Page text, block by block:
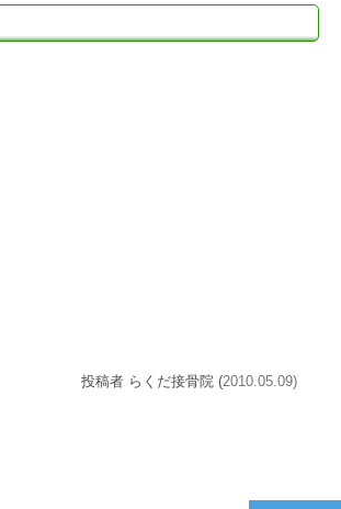
投稿者 らくだ接骨院 (2010.05.09)